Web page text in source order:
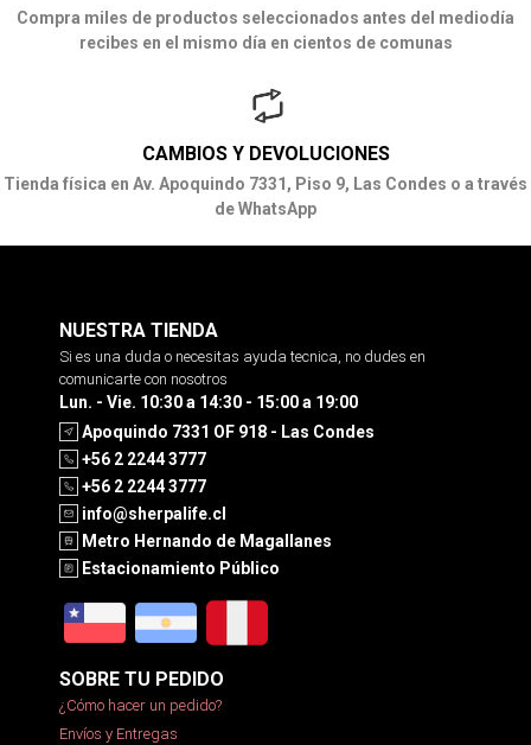
Compra miles de productos seleccionados antes del mediodía
recibes en el mismo día en cientos de comunas
CAMBIOS Y DEVOLUCIONES
Tienda física en Av. Apoquindo 7331, Piso 9, Las Condes o a través
de WhatsApp
NUESTRA TIENDA
Si es una duda o necesitas ayuda tecnica, no dudes en
comunicarte con nosotros
Lun. - Vie. 10:30 a 14:30 - 15:00 a 19:00
Apoquindo 7331 OF 918 - Las Condes
+56 2 2244 3777
+56 2 2244 3777
info@sherpalife.cl
Metro Hernando de Magallanes
Estacionamiento Público
SOBRE TU PEDIDO
¿Cómo hacer un pedido?
Envíos y Entregas